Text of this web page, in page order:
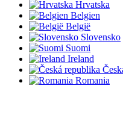
Hrvatska
Belgien
België
Slovensko
Suomi
Ireland
Romania